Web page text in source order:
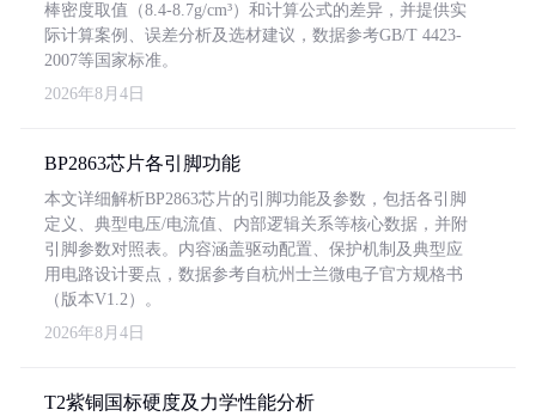
棒密度取值（8.4-8.7g/cm³）和计算公式的差异，并提供实
际计算案例、误差分析及选材建议，数据参考GB/T 4423-
2007等国家标准。
2026年8月4日
BP2863芯片各引脚功能
本文详细解析BP2863芯片的引脚功能及参数，包括各引脚
定义、典型电压/电流值、内部逻辑关系等核心数据，并附
引脚参数对照表。内容涵盖驱动配置、保护机制及典型应
用电路设计要点，数据参考自杭州士兰微电子官方规格书
（版本V1.2）。
2026年8月4日
T2紫铜国标硬度及力学性能分析